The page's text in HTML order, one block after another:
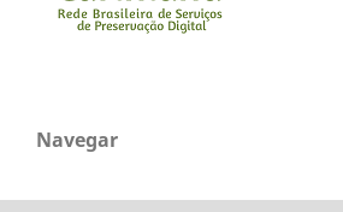
Navegar